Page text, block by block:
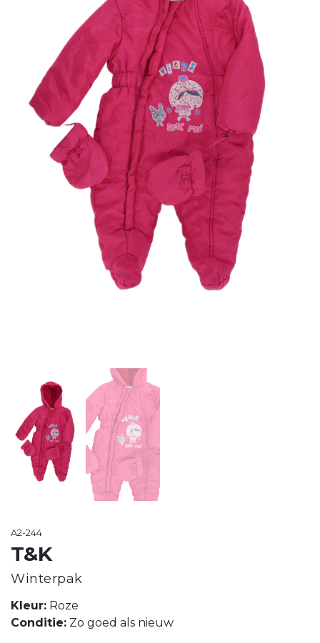
A2-244
T&K
Winterpak
Kleur: Roze
Conditie: Zo goed als nieuw